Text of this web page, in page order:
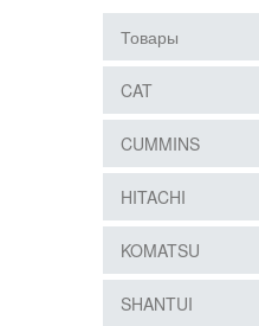
Товары
CAT
CUMMINS
HITACHI
KOMATSU
SHANTUI